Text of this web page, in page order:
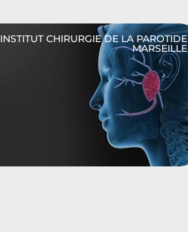
INSTITUT CHIRURGIE DE LA PAROTIDE
MARSEILLE